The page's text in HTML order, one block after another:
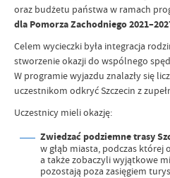
oraz budżetu państwa w ramach
dla Pomorza Zachodniego
Celem wycieczki była integracja
stworzenie okazji do wspólnego
W programie wyjazdu znalazły się
uczestnikom odkryć Szczecin z
Uczestnicy mieli okazję:
Zwiedzać podziemne trasy
w głąb miasta, podczas
a także zobaczyli wyjątkowe
pozostają poza zasięgiem